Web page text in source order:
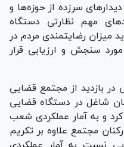
سرزده از حوزه‌ها و
مهم نظارتی دستگاه
میزان رضایتمندی مردم در
سنجش و ارزیابی قرار
بازدید از مجتمع قضایی
شاغل در دستگاه قضایی
و به آمار عملکردی شعب
مجتمع علاوه بر تکریم